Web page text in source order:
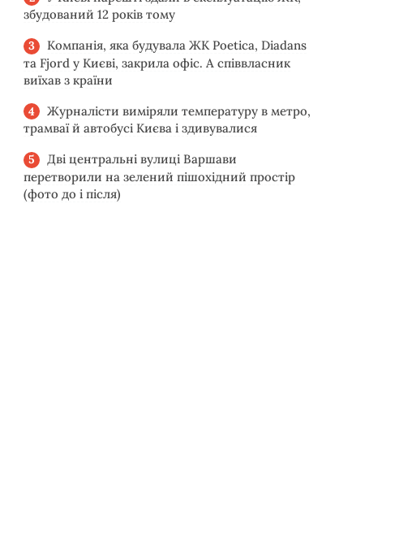
збудований 12 років тому
Компанія, яка будувала ЖК Poetica, Diadans
та Fjord у Києві, закрила офіс. А співвласник
виїхав з країни
Журналісти виміряли температуру в метро,
трамваї й автобусі Києва і здивувалися
Дві центральні вулиці Варшави
перетворили на зелений пішохідний простір
(фото до і після)